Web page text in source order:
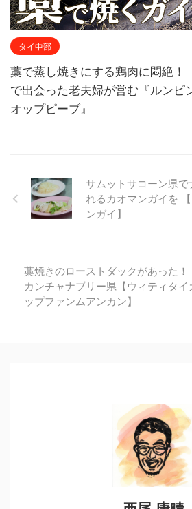
タイ中部
藁で蒸し焼きにする鶏肉に悶絶
で出会った老夫婦が営む『ルンピ
オップピーブ』
サムットサコーン県
れるカオマンガイを
ンガイ】
藁焼きのローストダックがあった！
カンチャナブリー県【ウィティタイ
ップファンムアンカン】